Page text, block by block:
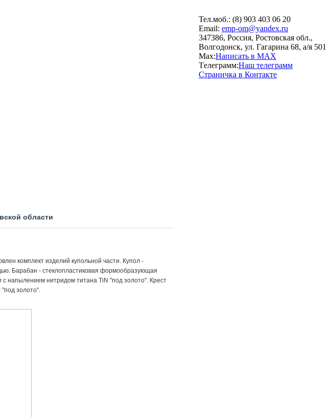
Тел.моб.: (8) 903 403 06 20
Email: emp-om@yandex.ru
347386, Россия, Ростовская обл.,
Волгодонск, ул. Гагарина 68, а/я 501
Max:Написать в MAX
Tелеграмм:Наш телеграмм
Страничка в Контакте
области
комплект изделий купольной части. Купол -
Барабан - стеклопластиковая формообразующая
напылением нитридом титана TiN "под золото". Крест
золото".